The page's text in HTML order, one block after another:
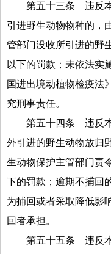
第五十三条 违反
引进野生动物物种的，
管部门没收所引进的野
以下的罚款；未依法实
国进出境动植物检疫法
究刑事责任。
第五十四条 违反
外引进的野生动物放归
生动物保护主管部门责
下的罚款；逾期不捕回
为捕回或者采取降低影
回者承担。
第五十五条 违反